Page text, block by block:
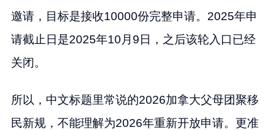
邀请，目标是接收10000份完整申请。2025年申
请截止日是2025年10月9日，之后该轮入口已经
关闭。
所以，中文标题里常说的2026加拿大父母团聚移
民新规，不能理解为2026年重新开放申请。更准